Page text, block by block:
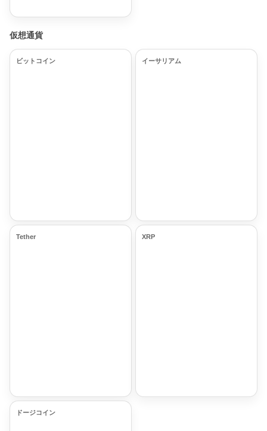
仮想通貨
ビットコイン イーサリアム
Tether XRP
ドージコイン